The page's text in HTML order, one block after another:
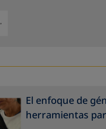
El enfoque de
herramientas